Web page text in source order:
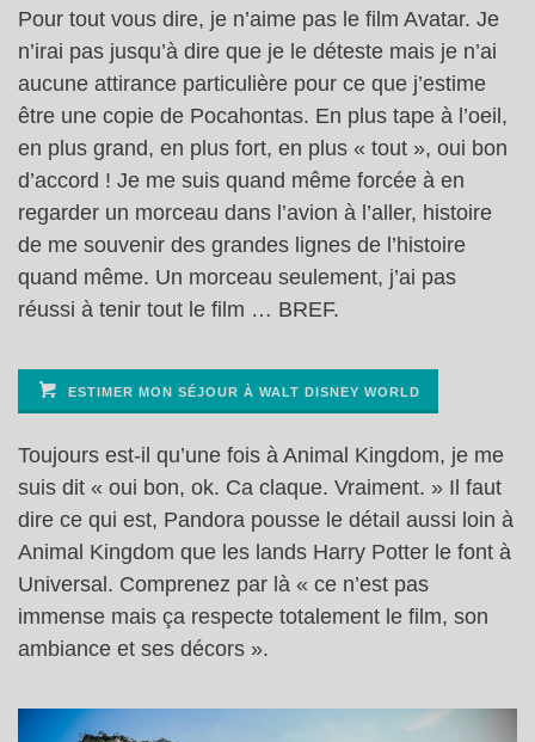
Pour tout vous dire, je n’aime pas le film Avatar. Je
n’irai pas jusqu’à dire que je le déteste mais je n’ai
aucune attirance particulière pour ce que j’estime
être une copie de Pocahontas. En plus tape à l’oeil,
en plus grand, en plus fort, en plus « tout », oui bon
d’accord ! Je me suis quand même forcée à en
regarder un morceau dans l’avion à l’aller, histoire
de me souvenir des grandes lignes de l’histoire
quand même. Un morceau seulement, j’ai pas
réussi à tenir tout le film … BREF.
ESTIMER MON SÉJOUR À WALT DISNEY WORLD
Toujours est-il qu’une fois à Animal Kingdom, je me
suis dit « oui bon, ok. Ca claque. Vraiment. » Il faut
dire ce qui est, Pandora pousse le détail aussi loin à
Animal Kingdom que les lands Harry Potter le font à
Universal. Comprenez par là « ce n’est pas
immense mais ça respecte totalement le film, son
ambiance et ses décors ».